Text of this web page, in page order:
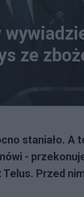
ze
staniało. A
-
Przed